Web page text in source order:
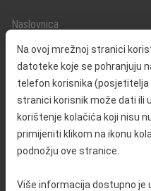
Na ovoj mrežnoj stranici
datoteke koje se pohranjuju
telefon korisnika
stranici korisnik može dati ili
korištenje kolačića koji nisu
primijeniti klikom na ikonu
podnožju ove stranice.
Više informacija dostupno je
Naslovnica
O nama
Kontakt
Javna nabava
Odnosi s javnošću